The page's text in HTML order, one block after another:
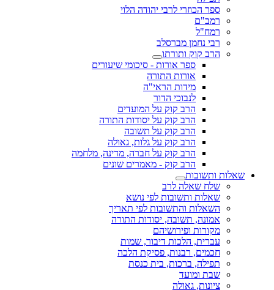
ספר הכוזרי לרבי יהודה הלוי
רמב"ם
רמח"ל
רבי נחמן מברסלב
הרב קוק ותורתו
ספר אורות - סיכומי שיעורים
אורות התורה
מידות הראי"ה
לנבוכי הדור
הרב קוק על המועדים
הרב קוק על יסודות התורה
הרב קוק על תשובה
הרב קוק על גלות, גאולה
הרב קוק על חברה, מדינה, מלחמה
הרב קוק - מאמרים שונים
שאלות ותשובות
שלח שאלה לרב
שאלות ותשובות לפי נושא
השאלות והתשובות לפי תאריך
אמונה, תשובה, יסודות התורה
מקורות ופירושיהם
עברית, הלכות דיבור, שמות
חכמים, רבנות, פסיקת הלכה
תפילה, ברכות, בית כנסת
שבת ומועד
ציונות, גאולה